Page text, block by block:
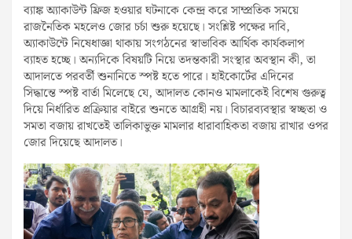
ব্যাঙ্ক অ্যাকাউন্ট ফ্রিজ হওয়ার ঘটনাকে কেন্দ্র করে সাম্প্রতিক সময়ে
রাজনৈতিক মহলেও জোর চর্চা শুরু হয়েছে। সংশ্লিষ্ট পক্ষের দাবি,
অ্যাকাউন্টে নিষেধাজ্ঞা থাকায় সংগঠনের স্বাভাবিক আর্থিক কার্যকলাপ
ব্যাহত হচ্ছে। অন্যদিকে বিষয়টি নিয়ে তদন্তকারী সংস্থার অবস্থান কী, তা
আদালতে পরবর্তী শুনানিতে স্পষ্ট হতে পারে। হাইকোর্টের এদিনের
সিদ্ধান্তে স্পষ্ট বার্তা মিলেছে যে, আদালত কোনও মামলাকেই বিশেষ গুরুত্ব
দিয়ে নির্ধারিত প্রক্রিয়ার বাইরে শুনতে আগ্রহী নয়। বিচারব্যবস্থার স্বচ্ছতা ও
সমতা বজায় রাখতেই তালিকাভুক্ত মামলার ধারাবাহিকতা বজায় রাখার ওপর
জোর দিয়েছে আদালত।